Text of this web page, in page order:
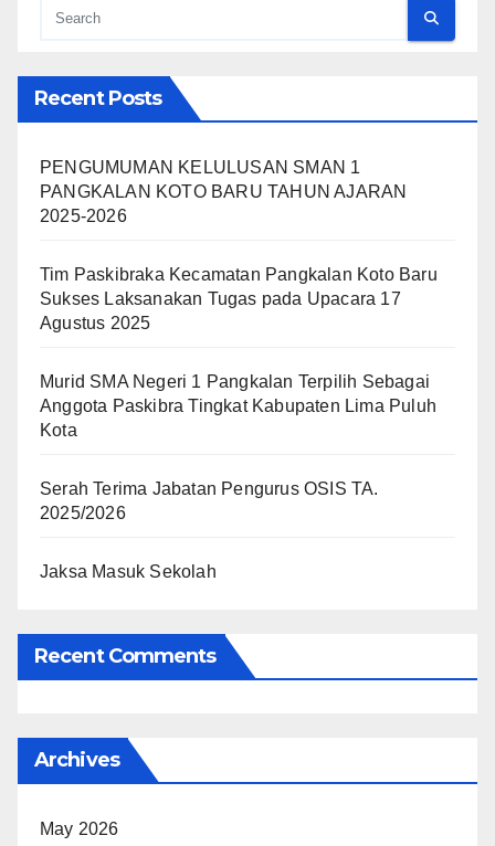
Recent Posts
PENGUMUMAN KELULUSAN SMAN 1
PANGKALAN KOTO BARU TAHUN AJARAN
2025-2026
Tim Paskibraka Kecamatan Pangkalan Koto Baru
Sukses Laksanakan Tugas pada Upacara 17
Agustus 2025
Murid SMA Negeri 1 Pangkalan Terpilih Sebagai
Anggota Paskibra Tingkat Kabupaten Lima Puluh
Kota
Serah Terima Jabatan Pengurus OSIS TA.
2025/2026
Jaksa Masuk Sekolah
Recent Comments
Archives
May 2026